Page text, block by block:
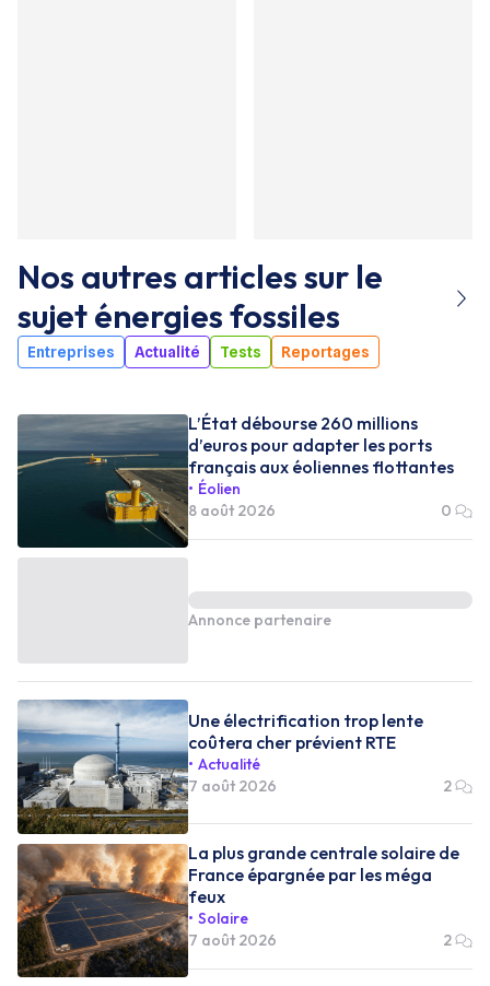
Nos autres articles sur le
sujeténergies fossiles
Entreprises Actualité Tests Reportages
L’État débourse 260 millions
d’euros pour adapter les ports
français aux éoliennes flottantes
Éolien
8 août 2026
0
Annonce partenaire
Une électrification trop lente
coûtera cher prévient RTE
Actualité
7 août 2026
2
La plus grande centrale solaire de
France épargnée par les méga
feux
Solaire
7 août 2026
2